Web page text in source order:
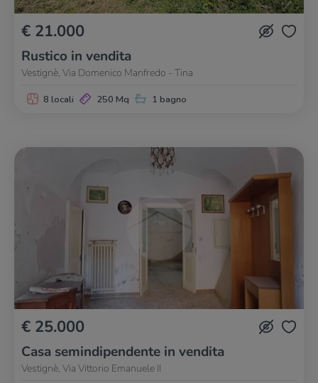
€ 21.000
Rustico in vendita
Vestignè, Via Domenico Manfredo - Tina
8 locali 250 Mq 1 bagno
€ 25.000
Casa semindipendente in vendita
Vestignè, Via Vittorio Emanuele II